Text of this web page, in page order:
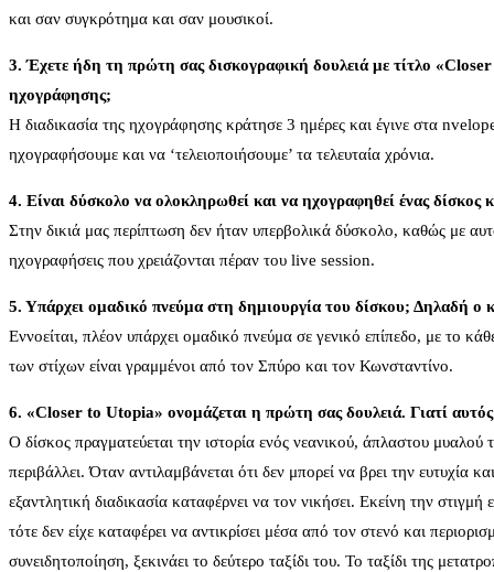
και σαν συγκρότημα και σαν μουσικοί.
3. Έχετε ήδη τη πρώτη σας δισκογραφική δουλειά με τίτλο
ηχογράφησης;
Η διαδικασία της ηχογράφησης κράτησε 3 ημέρες και έγινε στα
ηχογραφήσουμε και να ‘τελειοποιήσουμε’ τα τελευταία χρόνια.
4. Είναι δύσκολο να ολοκληρωθεί και να ηχογραφηθεί ένας
Στην δικιά μας περίπτωση δεν ήταν υπερβολικά δύσκολο, καθώς με
ηχογραφήσεις που χρειάζονται πέραν του live session.
5. Υπάρχει ομαδικό πνεύμα στη δημιουργία του δίσκου; Δηλαδή ο
Εννοείται, πλέον υπάρχει ομαδικό πνεύμα σε γενικό επίπεδο, με το
των στίχων είναι γραμμένοι από τον Σπύρο και τον Κωνσταντίνο.
6. «Closer to Utopia» ονομάζεται η πρώτη σας δουλειά. Γιατί αυτός
Ο δίσκος πραγματεύεται την ιστορία ενός νεανικού, άπλαστου
περιβάλλει. Όταν αντιλαμβάνεται ότι δεν μπορεί να βρει την
εξαντλητική διαδικασία καταφέρνει να τον νικήσει. Εκείνη την
τότε δεν είχε καταφέρει να αντικρίσει μέσα από τον στενό και
συνειδητοποίηση, ξεκινάει το δεύτερο ταξίδι του. Το ταξίδι της